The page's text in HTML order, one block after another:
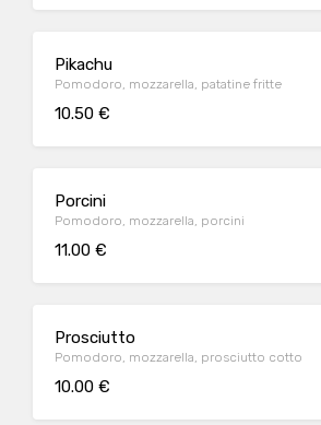
Pikachu
Pomodoro, mozzarella, patatine fritte
10.50 €
Porcini
Pomodoro, mozzarella, porcini
11.00 €
Prosciutto
Pomodoro, mozzarella, prosciutto cotto
10.00 €